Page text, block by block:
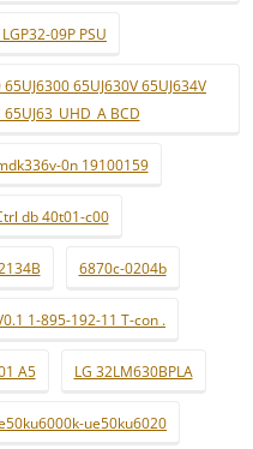
09P PSU
65UJ630V 65UJ634V
BCD
0n 19100159
db 40t01-c00
6870c-0204b
1-895-192-11 T-con .
A5 LG 32LM630BPLA
ue50ku6020